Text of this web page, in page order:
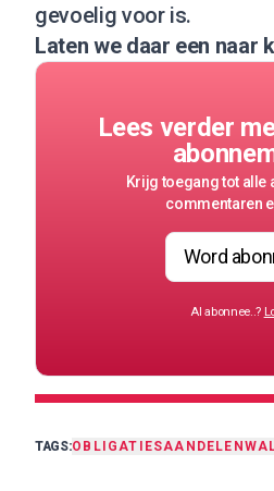
gevoelig voor is.
Laten we daar een naar
Lees verder
Krijg toegang tot alle
commentaren
Word
Al abonnee..?
TAGS:OBLIGATIESAANDELEN